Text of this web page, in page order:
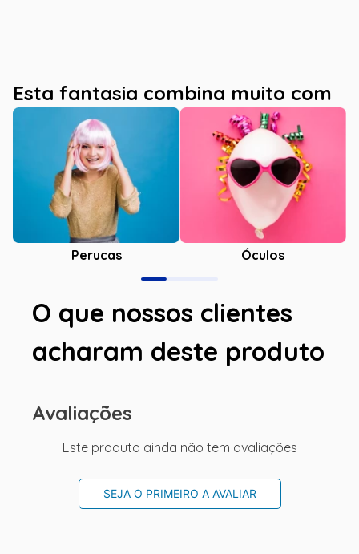
Esta fantasia combina muito com
Perucas Óculos
O que nossos clientes
acharam deste produto
Avaliações
Este produto ainda não tem avaliações
SEJA O PRIMEIRO A AVALIAR